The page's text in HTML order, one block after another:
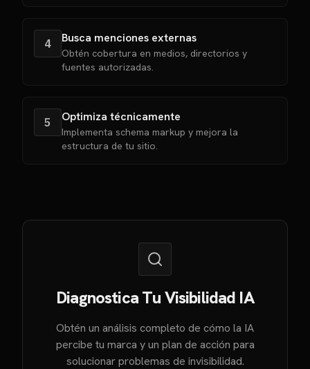
4 Busca menciones externas
Obtén cobertura en medios, directorios y
fuentes autorizadas.
5 Optimiza técnicamente
Implementa schema markup y mejora la
estructura de tu sitio.
Diagnostica Tu Visibilidad IA
Obtén un análisis completo de cómo la IA
percibe tu marca y un plan de acción para
solucionar problemas de invisibilidad.